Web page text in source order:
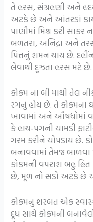
તે હરસ, સંગ્રહણી અને
અટકે છે અને આંતરડાં
પાણીમાં મિશ્ર કરી સાકર
બળતરા, અનિદ્રા અને
પિત્તનું શમન થાય છે.
લેવાથી દૂઝતા હરસ મટે છે.
કોકમ ના બી માંથી તેલ
રંગનું હોય છે. તે
ખાવામાં અને ઔષધોમાં
કે હાથ-પગની ચામડી
ગરમ કરીને ચોપડાય છે.
બનાવવામાં તેમજ બાળવા
કોકમની વપરાશ બહુ હિત
છે, મૂળ નો સડો અટકે છે
કોકમનું શરબત એક
દૂધ સાથે કોકમની